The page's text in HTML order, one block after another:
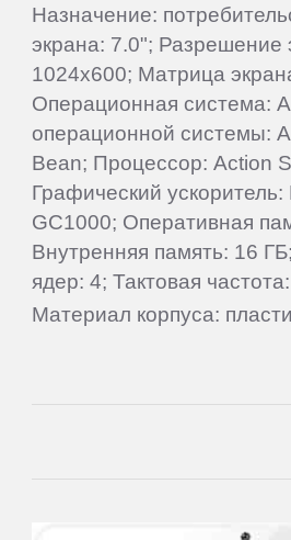
Назначение:
экрана: 7.0"; Разрешение
1024x600; Матрица
Операционная система:
операционной системы:
Bean; Процессор: Action
Графический
GC1000; Оперативная
Внутренняя память: 16
ядер: 4; Тактовая
Материал корпуса:
Main
Home
Join